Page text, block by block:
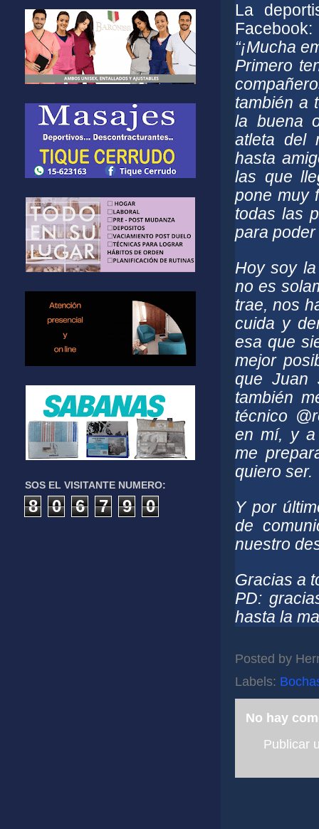
La
Facebook:
“¡Mucha
Primero
también a
la buena
atleta del
hasta
las que
pone muy
todas las
para
Hoy soy
no es
trae, nos
cuida y
esa que
mejor
que Juan
también
técnico
en mí, y a
me
quiero ser.
Y por
de
nuestro
Gracias a
PD:
hasta la
Posted by
Labels:
No hay
Publicar
SOS EL VISITANTE NUMERO:
8 0 6 7 9 0